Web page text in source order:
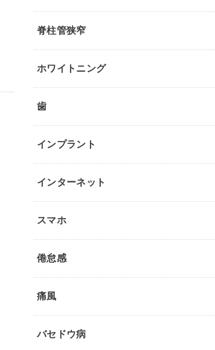
脊柱管狭窄
ホワイトニング
歯
インプラント
インターネット
スマホ
倦怠感
痛風
バセドウ病